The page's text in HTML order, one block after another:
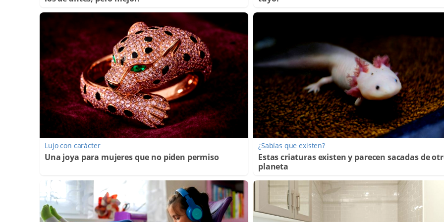
Lujo con carácter
Una joya para mujeres que no piden permiso
¿Sabías que existen?
Estas criaturas existen y parecen sacadas de
planeta